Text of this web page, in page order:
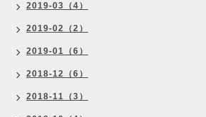
2019-03（4）
2019-02（2）
2019-01（6）
2018-12（6）
2018-11（3）